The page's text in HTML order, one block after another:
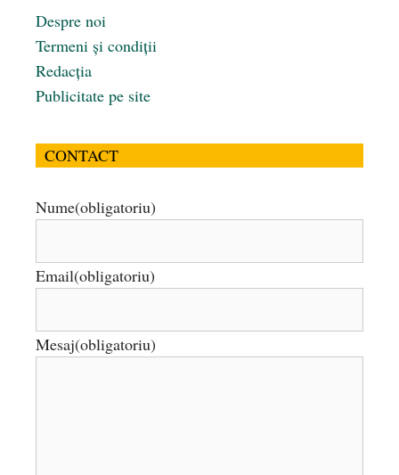
Despre noi
Termeni și condiții
Redacția
Publicitate pe site
CONTACT
Nume(obligatoriu)
Email(obligatoriu)
Mesaj(obligatoriu)